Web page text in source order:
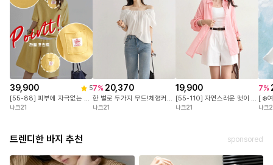
39,900 5
[55-88] 피부에 자극없는 면100%! 센스있는 유니크 라벨 포인트! 변형없이 오래입는 3단쭈리 원단! #NAK MADE.
나크21
7% 20,370
한 벌로 두가지 무드!체형커버는 물론,입는 순간 분위기가 달라지는 퍼프 소매 블라우스
나크21
19,900
[55-110] 자연스러운 멋이 특별해지는 순간 여리여리하게 흐르는 내추럴 핏! 가볍고 시원한 시스루 원단!
나크21
7%
나크
트렌디한 바지 추천 sponsored